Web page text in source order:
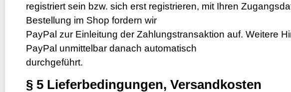
registriert sein bzw. sich erst registrieren, mit Ihren
Bestellung im Shop fordern wir
PayPal zur Einleitung der Zahlungstransaktion auf. Weitere
PayPal unmittelbar danach automatisch
durchgeführt.
§ 5 Lieferbedingungen, Versandkosten